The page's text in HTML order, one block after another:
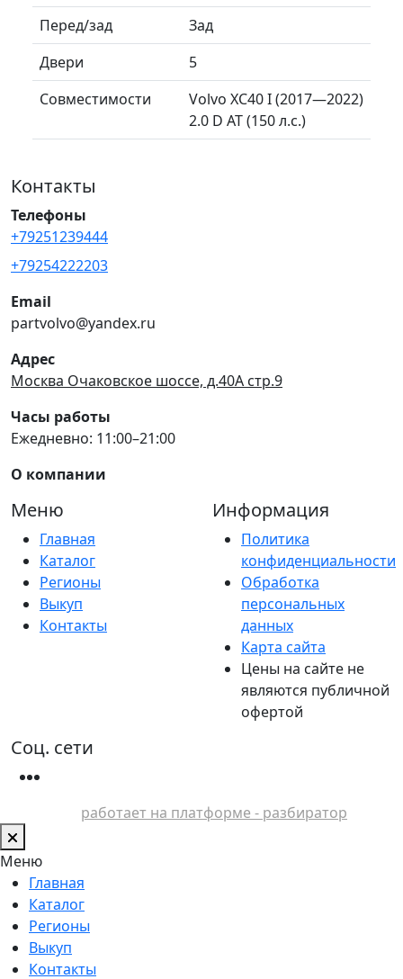
Перед/зад
Зад
Двери
5
Совместимости
Volvo XC40 I (2017—2022)
2.0 D AT (150 л.с.)
Контакты
Телефоны
+79251239444
+79254222203
Email
partvolvo@yandex.ru
Адрес
Москва Очаковское шоссе, д.40А стр.9
Часы работы
Ежедневно: 11:00–21:00
О компании
Меню
Главная
Каталог
Регионы
Выкуп
Контакты
Информация
Политика
конфиденциальности
Обработка
персональных
данных
Карта сайта
Цены на сайте не
являются публичной
офертой
Соц. сети
работает на платформе - разбиратор
Меню
Главная
Каталог
Регионы
Выкуп
Контакты